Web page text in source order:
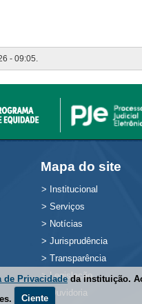
de Privacidadeda instituição.
Ciente
- 09:05.
Mapa do site
> Institucional
> Serviços
> Notícias
> Jurisprudência
> Transparência
>Legislação
>
Ouvidoria